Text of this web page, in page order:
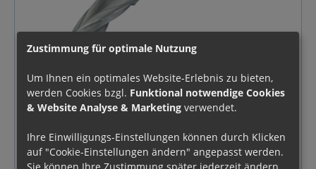
Precispeed Ø4,8 VHM 5xD
Preci-Speed 3 Schneiden VHM K40F, 5xD VHM
Ø4,8/82
DIN6535-HA6
Zustimmung für optimale Nutzung
Um Ihnen ein optimales Website-Erlebnis zu bieten,
werden Cookies bzgl. Funktional notwendige Cookies
& Website Analyse & Marketing verwendet.
Ihre Einwilligungs-Einstellungen können durch Klicken
auf "Cookie-Einstellungen ändern" angepasst werden.
Sie können Ihre Zustimmung später jederzeit ändern